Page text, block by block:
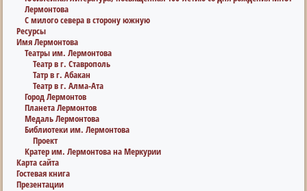
Лермонтова
С милого севера в сторону южную
Ресурсы
Имя Лермонтова
Театры им. Лермонтова
Театр в г. Ставрополь
Татр в г. Абакан
Театр в г. Алма-Ата
Город Лермонтов
Планета Лермонтов
Медаль Лермонтова
Библиотеки им. Лермонтова
Проект
Кратер им. Лермонтова на Меркурии
Карта сайта
Гостевая книга
Презентации